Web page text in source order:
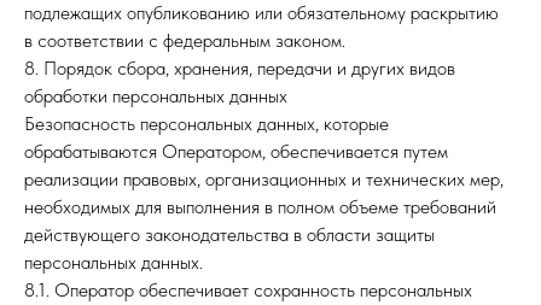
подлежащих опубликованию или обязательному раскрытию
в соответствии с федеральным законом.
8. Порядок сбора, хранения, передачи и других видов
обработки персональных данных
Безопасность персональных данных, которые
обрабатываются Оператором, обеспечивается путем
реализации правовых, организационных и технических мер,
необходимых для выполнения в полном объеме требований
действующего законодательства в области защиты
персональных данных.
8.1. Оператор обеспечивает сохранность персональных